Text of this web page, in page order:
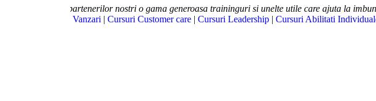
colaboratorilor si partenerilor nostri o gama generoasa traininguri si unelte utile care ajuta la
Cursuri Vanzari
Cursuri Customer care Cursuri Leadership Cursuri Abilitati